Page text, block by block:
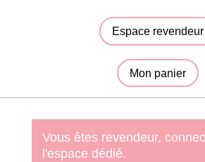
Espace revendeur
Mon panier
Vous êtes revendeur,
l'espace dédié.